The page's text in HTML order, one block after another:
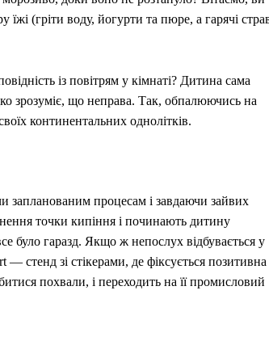
їжі (гріти воду, йогурти та пюре, а гарячі
із повітрям у кімнаті? Дитина сама
зрозуміє, що неправа. Так, обпалюючись на
континентальних однолітків.
процесам і завдаючи зайвих
точки кипіння і починають дитину
було гаразд. Якщо ж непослух відбувається у
стенд зі стікерами, де фіксується позитивна
похвали, і переходить на її промисловий